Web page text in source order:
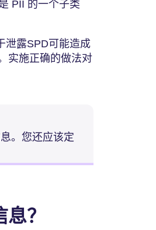
PII 的一个子类
泄露SPD可能造成
实施正确的做法对
。您还应该定
？